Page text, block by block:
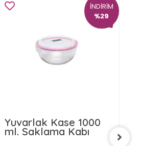
İNDİRİM
%29
Yuvarlak Kase 1000
ml. Saklama Kabı